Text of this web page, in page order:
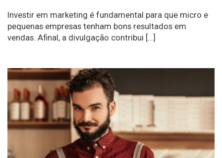
Investir em marketing é fundamental para que micro e
pequenas empresas tenham bons resultados em
vendas. Afinal, a divulgação contribui […]